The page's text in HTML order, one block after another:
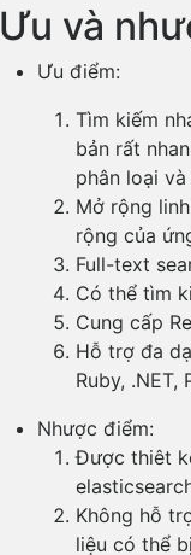
Ưu và
Ưu điểm:
Tìm kiếm
bản rất
phân loại
Mở rộng
rộng của
Full-text
Có thể tìm
Cung cấp
Hỗ trợ đa
Ruby, .NET,
Nhược điểm:
Được thiêt
Không hỗ
liệu có thể